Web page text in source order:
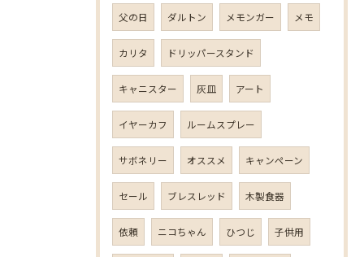
父の日 ダルトン メモンガー メモ
カリタ ドリッパースタンド
キャニスター 灰皿 アート
イヤーカフ ルームスプレー
サボネリー オススメ キャンペーン
セール ブレスレッド 木製食器
依頼 ニコちゃん ひつじ 子供用